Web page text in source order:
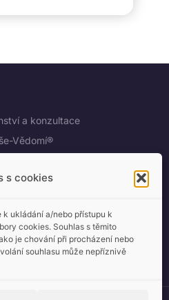
s cookies
ukládání a/nebo přístupu k
cookies. Souhlas s těmito
je chování při procházení nebo
souhlasu může nepříznivě
a konzultace
Vědomí®